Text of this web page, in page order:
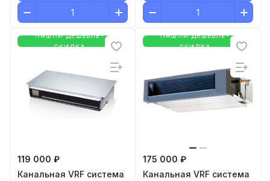
НАШЛИ ДЕШЕВЛЕ-
СКИДКА
119 000 ₽
Канальная VRF система
НАШЛИ ДЕШЕВЛЕ-
СКИДКА
175 000 ₽
Канальная VRF система